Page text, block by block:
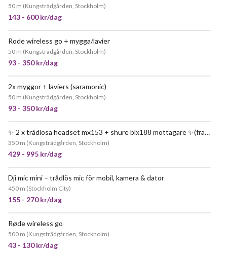
50 m (Kungsträdgården, Stockholm)
143 - 600 kr/dag
Rode wireless go + mygga/lavier
50 m (Kungsträdgården, Stockholm)
93 - 350 kr/dag
2x myggor + laviers (saramonic)
50 m (Kungsträdgården, Stockholm)
93 - 350 kr/dag
✨ 2 x trådlösa headset mx153 + shure blx188 mottagare ✨(fraktmöjlig)
350 m (Kungsträdgården, Stockholm)
429 - 995 kr/dag
Dji mic mini – trådlös mic för mobil, kamera & dator
450 m (Stockholm City)
155 - 270 kr/dag
Røde wireless go
500 m (Kungsträdgården, Stockholm)
43 - 130 kr/dag